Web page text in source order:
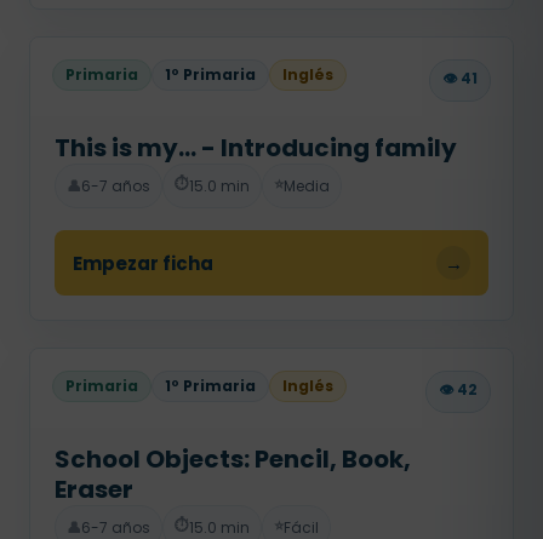
Primaria 1º Primaria Inglés 👁️ 41
This is my... - Introducing family
👤6-7 años ⏱️15.0 min ⭐Media
Empezar ficha →
Primaria 1º Primaria Inglés 👁️ 42
School Objects: Pencil, Book,
Eraser
👤6-7 años ⏱️15.0 min ⭐Fácil